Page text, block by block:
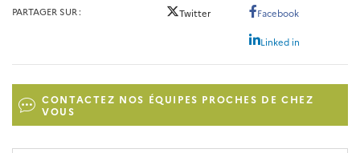
PARTAGER SUR Twitter Facebook
Linked in
CONTACTEZ NOS ÉQUIPES PROCHES DE CHEZ
VOUS